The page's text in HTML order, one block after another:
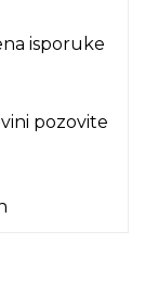
isporuke
pozovite